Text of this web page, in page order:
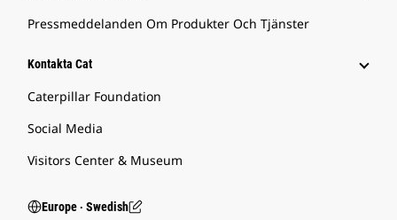
Pressmeddelanden Om Produkter Och Tjänster
Kontakta Cat
Caterpillar Foundation
Social Media
Visitors Center & Museum
Europe ‧ Swedish